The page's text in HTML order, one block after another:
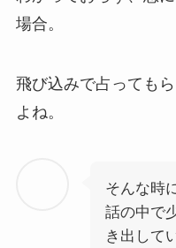
場合。
飛び込みで占っても
よね。
そんな時
話の中で
き出して